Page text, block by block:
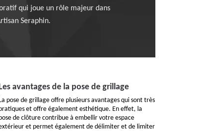
qui joue un rôle majeur dans
Seraphin.
avantages de la pose de grillage
pose de grillage offre plusieurs avantages qui sont très
et offre également esthétique. En effet, la
de clôture contribue à embellir votre espace
et permet également de délimiter et de limiter